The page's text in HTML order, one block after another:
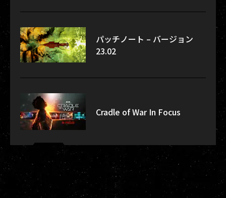
パッチノート – バージョン
23.02
Cradle of War In Focus